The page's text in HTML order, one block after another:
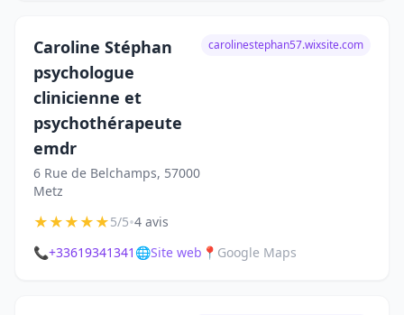
Caroline Stéphan
psychologue
clinicienne et
psychothérapeute
emdr
6 Rue de Belchamps, 57000
Metz
carolinestephan57.wixsite.com
★★★★★5/5•4 avis
📞+33619341341 🌐Site web 📍 Google Maps